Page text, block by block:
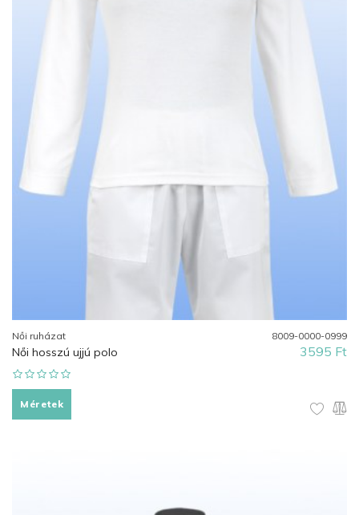
Női ruházat 8009-0000-0999
Női hosszú ujjú polo 3595 Ft
Méretek